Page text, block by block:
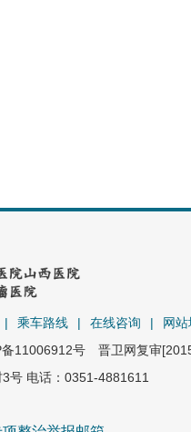
| 乘车路线 | 在线咨询 | 网站
11006912号 晋卫网复审
号 电话：0351-4881611